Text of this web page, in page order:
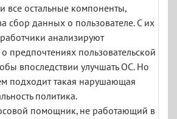
все остальные компоненты,
сбор данных о пользователе. С их
анализируют
предпочтениях пользовательской
впоследствии улучшать ОС. Но
подходит такая нарушающая
политика.
помощник, не работающий в